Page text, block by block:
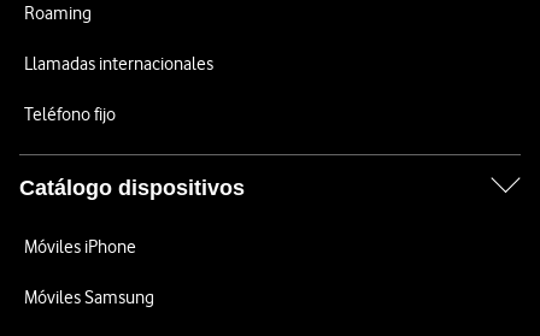
Roaming
Llamadas internacionales
Teléfono fijo
Catálogo dispositivos
Móviles iPhone
Móviles Samsung